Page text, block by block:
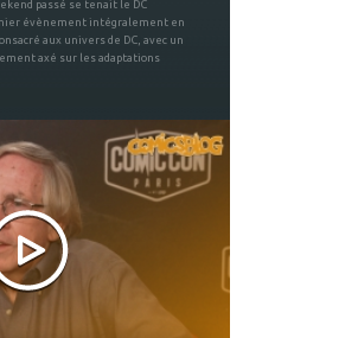
passé se tenait le DC
évènement intégralement en
aux univers de DC, avec un
axé sur les adaptations